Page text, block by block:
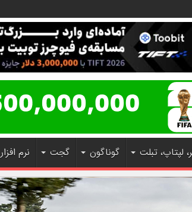
لپتاپ، تبلت گوناگون گجت نرم افزار